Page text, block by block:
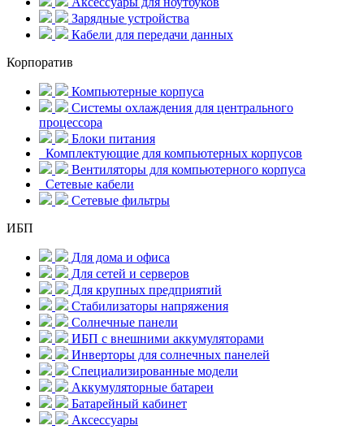
Зарядные устройства
Кабели для передачи данных
Корпоратив
Компьютерные корпуса
Системы охлаждения для центрального
процессора
Блоки питания
Комплектующие для компьютерных корпусов
Вентиляторы для компьютерного корпуса
Сетевые кабели
Сетевые фильтры
ИБП
Для дома и офиса
Для сетей и серверов
Для крупных предприятий
Стабилизаторы напряжения
Солнечные панели
ИБП с внешними аккумуляторами
Инверторы для солнечных панелей
Специализированные модели
Аккумуляторные батареи
Батарейный кабинет
Аксессуары